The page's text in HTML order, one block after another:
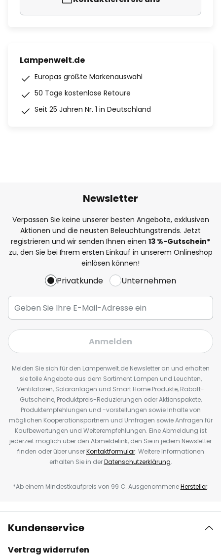
Lampenwelt.de
Europas größte Markenauswahl
50 Tage kostenlose Retoure
Seit 25 Jahren Nr. 1 in Deutschland
Newsletter
Verpassen Sie keine unserer besten Angebote, exklusiven
Aktionen und die neusten Beleuchtungstrends. Jetzt
registrieren und wir senden Ihnen einen 13 %-Gutschein*
zu, den Sie bei Ihrem ersten Einkauf in unserem Onlineshop
einlösen können!
Privatkunde Unternehmen
Anmelden
Melden Sie sich für den Lampenwelt.de Newsletter an und erhalten
sie tolle Angebote aus dem Sortiment Lampen und Leuchten,
Ventilatoren, Solaranlagen und Smart Home Produkte, Rabatt-
Gutscheine, Produktpreis-Reduzierungen oder Aktionspakete,
Produktempfehlungen und -vorstellungen sowie Inhalte von
möglichen Kooperationspartnern und Umfragen sowie Anfragen für
Kaufbewertungen und Weiterempfehlungen. Eine Abmeldung ist
jederzeit möglich über den Abmeldelink, den Sie in jedem Newsletter
finden oder über unserKontaktformular. Weitere Informationen
erhalten Sie in derDatenschutzerklärung.
*Ab einem Mindestkaufpreis von 99 €. AusgenommeneHersteller.
Kundenservice
Vertrag widerrufen